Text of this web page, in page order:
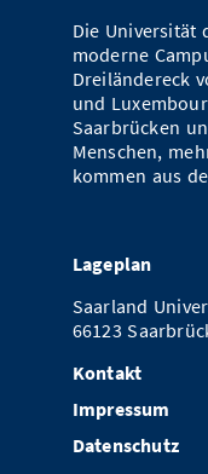
Die Universität
moderne
Dreiländereck
und
Saarbrücken
Menschen,
kommen aus
Lageplan
Saarland
66123
Kontakt
Impressum
Datenschutz